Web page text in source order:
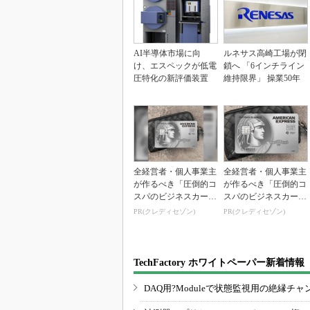
AI半導体市場に向
け、エスペックが低電
圧特化の新評価装置
ルネサス高崎工場が閉
鎖へ 「6インチライン
維持限界」 操業50年
全経営者・個人事業主
が作るべき「圧倒的コ
スパのビジネスカー
ド」
PR(クレディセゾン)
全経営者・個人事業主
が作るべき「圧倒的コ
スパのビジネスカー
ド」
PR(クレディセゾン)
TechFactory ホワイトペーパー新着情報
DAQ用?Moduleで状態監視用の絶縁チ